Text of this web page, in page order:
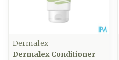
Dermalex
Dermalex Conditioner